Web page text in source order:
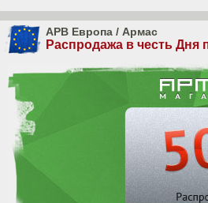
APB Европа / Армас
Распродажа в честь